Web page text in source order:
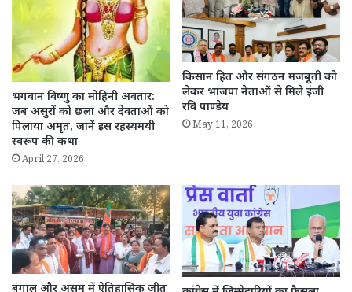
भगवान विष्णु का मोहिनी अवतार:
जब असुरों को छला और देवताओं को
पिलाया अमृत, जानें इस रहस्यमयी
स्वरूप की कथा
April 27, 2026
किसान हित और संगठन मजबूती को
लेकर भाजपा नेताओं से मिले इंजी
रवि पाण्डेय
May 11, 2026